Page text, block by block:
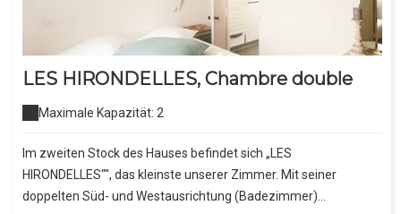
LES HIRONDELLES, Chambre double
Maximale Kapazität: 2
Im zweiten Stock des Hauses befindet sich „LES
HIRONDELLES"", das kleinste unserer Zimmer. Mit seiner
doppelten Süd- und Westausrichtung (Badezimmer)...